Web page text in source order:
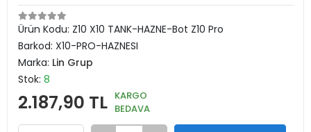
Ürün Kodu: Z10 X10 TANK-HAZNE-Bot Z10 Pro
Barkod: X10-PRO-HAZNESI
Marka: Lin Grup
Stok: 8
2.187,90 TL KARGO
BEDAVA